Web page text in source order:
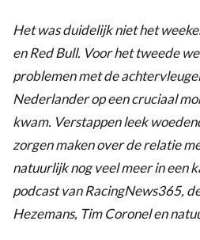
Het was duidelijk niet het
en Red Bull. Voor het tweede
problemen met de
Nederlander op een cruciaal
kwam. Verstappen leek
zorgen maken over de relatie
natuurlijk nog veel meer in een
podcast van RacingNews365,
Hezemans, Tim Coronel en